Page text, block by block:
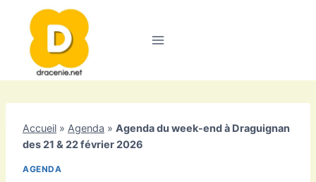
contenu
Accueil » Agenda » Agenda du week-end à Draguignan
des 21 & 22 février 2026
AGENDA